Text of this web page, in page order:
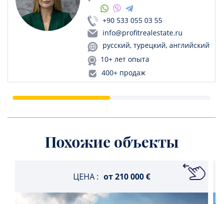
+90 533 055 03 55
info@profitrealestate.ru
русский, турецкий, английский
10+ лет опыта
400+ продаж
Похожие объекты
ЦЕНА : от210 000 €